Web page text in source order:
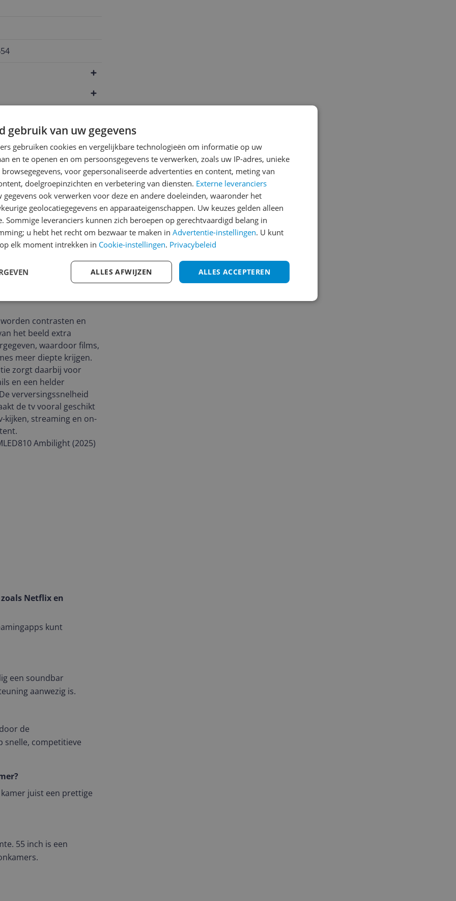
worden contrasten en
het beeld extra
waardoor films,
meer diepte krijgen.
zorgt daarbij voor
en een helder
verversingssnelheid
de tv vooral geschikt
kijken, streaming en on-
Netflix en
kunt
een soundbar
aanwezig is.
de
snelle, competitieve
juist een prettige
55 inch is een
gebruik van uw gegevens
gebruiken cookies en vergelijkbare technologieën om informatie op uw
en te openen en om persoonsgegevens te verwerken, zoals uw IP-adres, unieke
voor gepersonaliseerde advertenties en content, meting van
doelgroepinzichten en verbetering van diensten. Externe leveranciers
gegevens ook verwerken voor deze en andere doeleinden, waaronder het
geolocatiegegevens en apparaateigenschappen. Uw keuzes gelden alleen
Sommige leveranciers kunnen zich beroepen op gerechtvaardigd belang in
u hebt het recht om bezwaar te maken in Advertentie-instellingen. U kunt
elk moment intrekken in Cookie-instellingen. Privacybeleid
ALLES ACCEPTEREN
ALLES AFWIJZEN